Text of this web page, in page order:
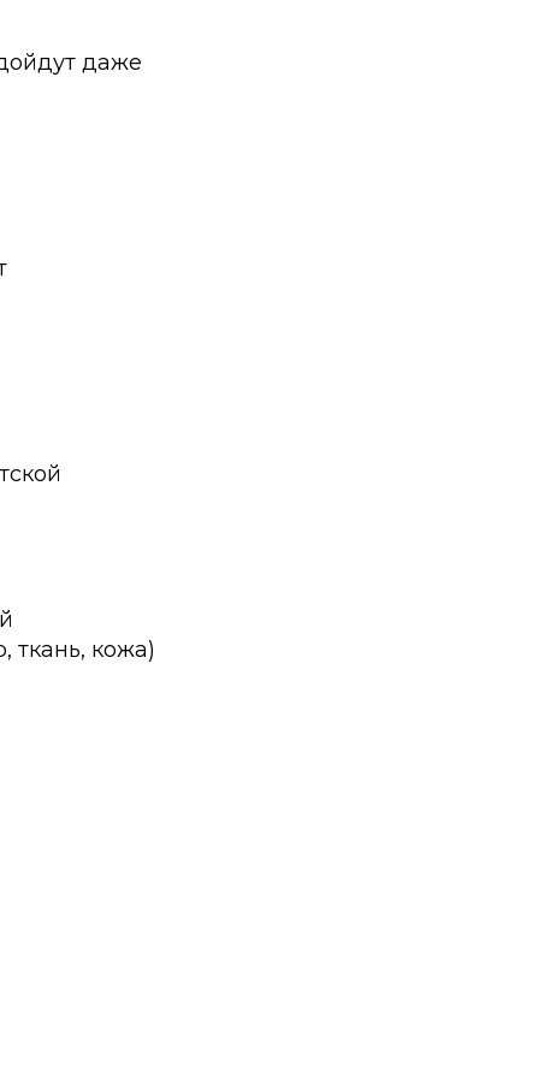
даже
ткань, кожа)